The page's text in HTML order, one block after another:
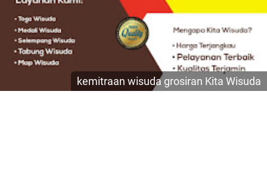
kemitraan wisuda grosiran Kita Wisuda